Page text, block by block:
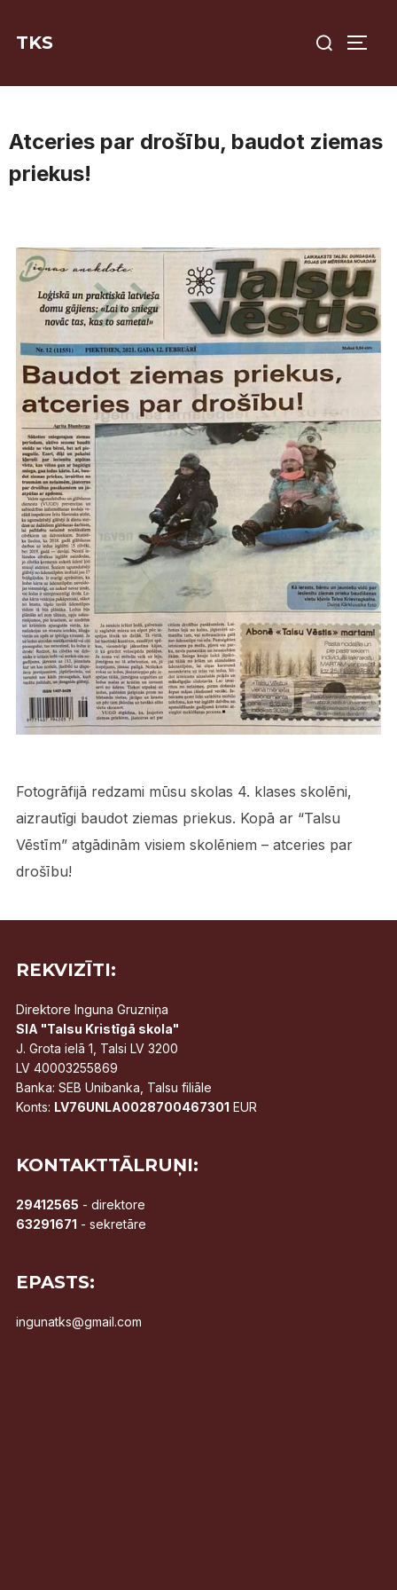
TKS
for:
Atceries par drošību, baudot ziemas
priekus!
Fotogrāfijā redzami mūsu skolas 4. klases skolēni,
aizrautīgi baudot ziemas priekus. Kopā ar “Talsu
Vēstīm” atgādinām visiem skolēniem – atceries par
drošību!
REKVIZĪTI:
Direktore Inguna Gruzniņa
SIA "Talsu Kristīgā skola"
J. Grota ielā 1, Talsi LV 3200
LV 40003255869
Banka: SEB Unibanka, Talsu filiāle
Konts: LV76UNLA0028700467301 EUR
KONTAKTTĀLRUŅI:
29412565 - direktore
63291671 - sekretāre
EPASTS:
ingunatks@gmail.com